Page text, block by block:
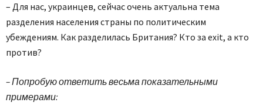
– Для нас, украинцев, сейчас очень актуальна тема
разделения населения страны по политическим
убеждениям. Как разделилась Британия? Кто за exit, а кто
против?
– Попробую ответить весьма показательными
примерами: